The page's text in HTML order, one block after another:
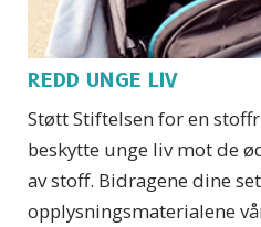
REDD UNGE LIV
Støtt Stiftelsen for en
beskytte unge liv mot de
av stoff. Bidragene dine
opplysningsmaterialene